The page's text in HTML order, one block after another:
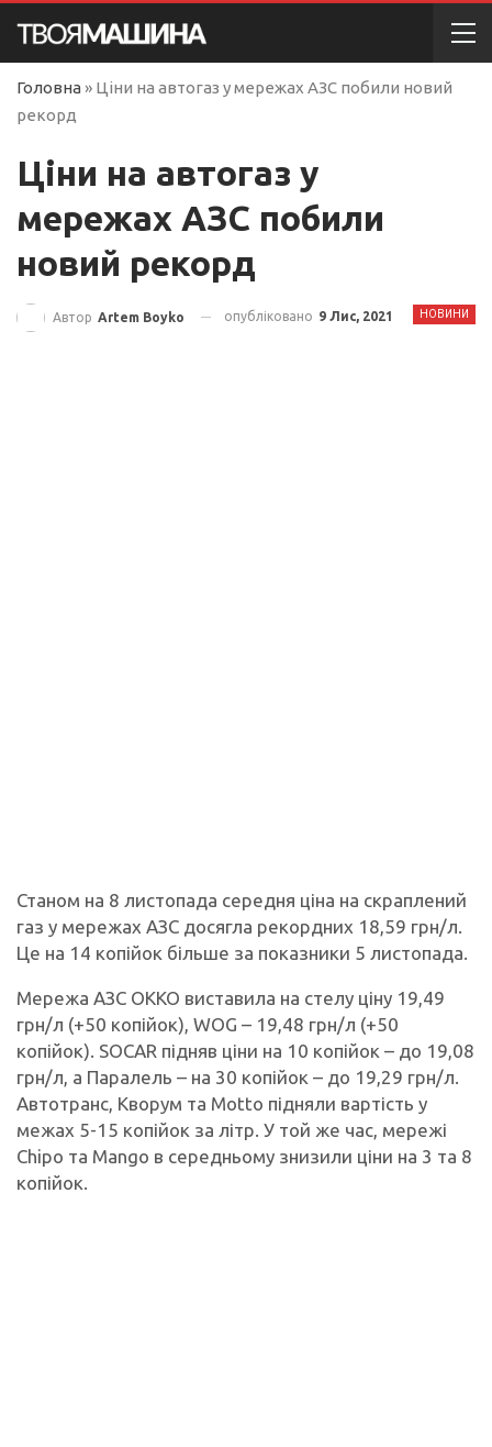
Головна » Ціни на автогаз у мережах АЗС побили новий
рекорд
Ціни на автогаз у
мережах АЗС побили
новий рекорд
НОВИНИ
Автор Artem Boyko опубліковано 9 Лис, 2021
Станом на 8 листопада середня ціна на скраплений
газ у мережах АЗС досягла рекордних 18,59 грн/л.
Це на 14 копійок більше за показники 5 листопада.
Мережа АЗС ОККО виставила на стелу ціну 19,49
грн/л (+50 копійок), WOG – 19,48 грн/л (+50
копійок). SOCAR підняв ціни на 10 копійок – до 19,08
грн/л, а Паралель – на 30 копійок – до 19,29 грн/л.
Автотранс, Кворум та Motto підняли вартість у
межах 5-15 копійок за літр. У той же час, мережі
Chipo та Mango в середньому знизили ціни на 3 та 8
копійок.